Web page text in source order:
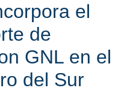
el
de
GNL en el
del Sur